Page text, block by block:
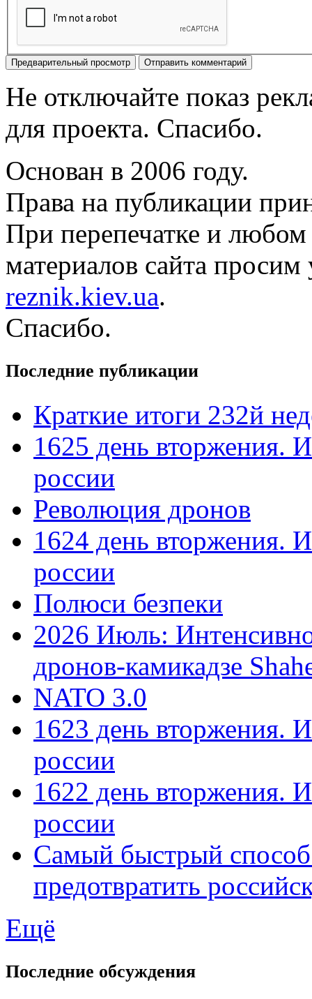
Не отключайте показ
для проекта. Спасибо.
Основан в 2006 году.
Права на публикации
При перепечатке и
материалов сайта просим
reznik.kiev.ua.
Спасибо.
Последние публикации
Краткие итоги 232й
1625 день вторжения.
россии
Революция дронов
1624 день вторжения.
россии
Полюси безпеки
2026 Июль:
дронов-камикадзе
NATO 3.0
1623 день вторжения.
россии
1622 день вторжения.
россии
Самый быстрый
предотвратить
Ещё
Последние обсуждения